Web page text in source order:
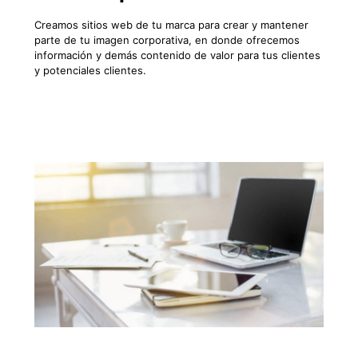
Creamos sitios web de tu marca para crear y mantener
parte de tu imagen corporativa, en donde ofrecemos
información y demás contenido de valor para tus clientes
y potenciales clientes.